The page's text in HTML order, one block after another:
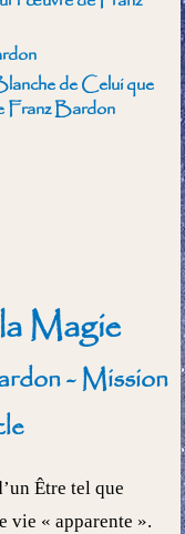
de Celui que
Franz Bardon
Magie
- Mission
Être tel que
vie « apparente ».